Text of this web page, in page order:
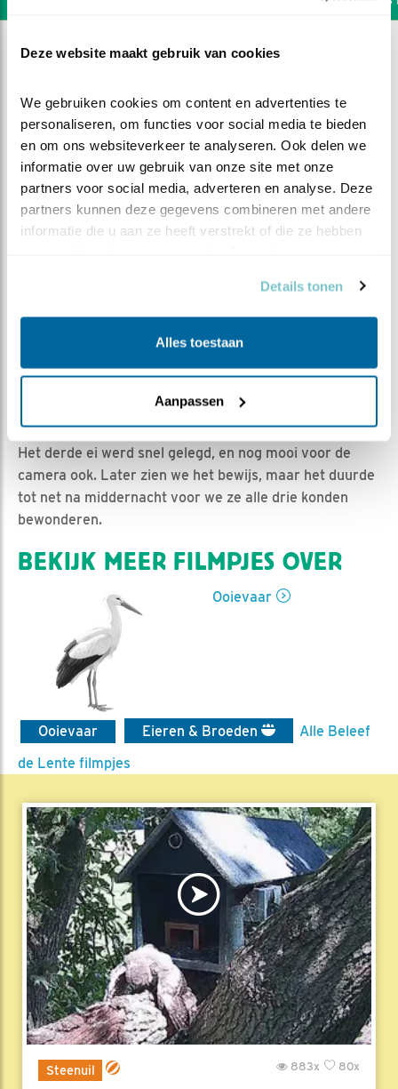
Deze website maakt gebruik van cookies
We gebruiken cookies om content en advertenties te
personaliseren, om functies voor social media te bieden
en om ons websiteverkeer te analyseren. Ook delen we
informatie over uw gebruik van onze site met onze
partners voor social media, adverteren en analyse. Deze
partners kunnen deze gegevens combineren met andere
informatie die u aan ze heeft verstrekt of die ze hebben
Details tonen
Alles toestaan
Aanpassen
De bevalling van ei 3
Nella | Geplaatst op 26 maart 2017, 22:23 |
leuk| Bewaar dit filmpje|
1858x
Het derde ei werd snel gelegd, en nog mooi voor de
camera ook. Later zien we het bewijs, maar het duurde
tot net na middernacht voor we ze alle drie konden
bewonderen.
BEKIJK MEER FILMPJES OVER
Ooievaar
Ooievaar Eieren & Broeden
Alle Beleef
de Lente filmpjes
Steenuil 80x
883x